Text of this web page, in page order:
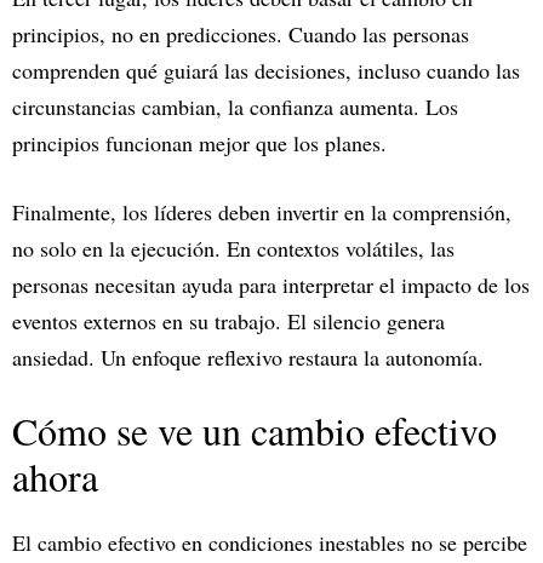
principios, no en predicciones. Cuando las personas
comprenden qué guiará las decisiones, incluso cuando las
circunstancias cambian, la confianza aumenta. Los
principios funcionan mejor que los planes.
Finalmente, los líderes deben invertir en la comprensión,
no solo en la ejecución. En contextos volátiles, las
personas necesitan ayuda para interpretar el impacto de los
eventos externos en su trabajo. El silencio genera
ansiedad. Un enfoque reflexivo restaura la autonomía.
Cómo se ve un cambio efectivo
ahora
El cambio efectivo en condiciones inestables no se percibe